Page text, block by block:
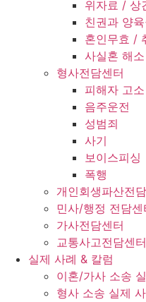
위자료 / 상
친권과 양육
혼인무효 /
사실혼 해소
형사전담센터
피해자 고
음주운전
성범죄
사기
보이스피싱
폭행
개인회생파산전
민사/행정 전담센
가사전담센터
교통사고전담센터
실제 사례 & 칼럼
이혼/가사 소송
형사 소송 실제